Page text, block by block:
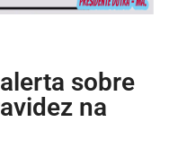
sobre
na